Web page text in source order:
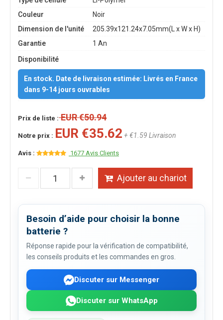
Couleur
Noir
Dimension de l'unité
205.39x121.24x7.05mm(L x W x H)
Garantie
1 An
Disponibilité
En stock. Date de livraison estimée: Livrés en France
dans 9-14 jours ouvrables
Prix de liste :EUR €50.94
Notre prix : EUR €35.62 + €1.59 Livraison
Avis : 1677 Avis Clients
Ajouter au chariot
Besoin d’aide pour choisir la bonne
batterie ?
Réponse rapide pour la vérification de compatibilité,
les conseils produits et les commandes en gros.
Discuter sur Messenger
Discuter sur WhatsApp